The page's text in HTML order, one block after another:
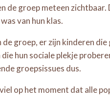
de groep meteen
van hun klas.
de groep, er zijn kinderen
hun sociale plekje
groepsissues dus.
op het moment dat alle